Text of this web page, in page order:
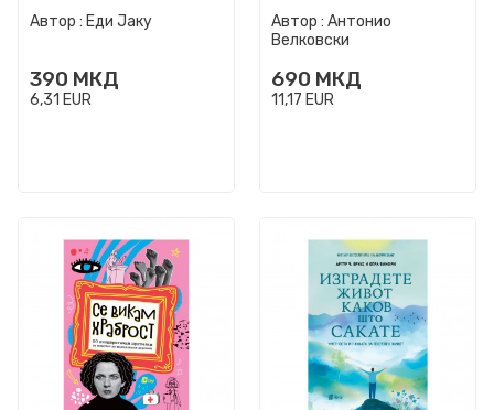
Автор : Еди Јаку
390 МКД
6,31 EUR
Автор : Антонио
Велковски
690 МКД
11,17 EUR